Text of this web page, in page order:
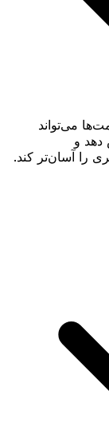
می‌تواند
دهد و
را آسان‌تر کند.